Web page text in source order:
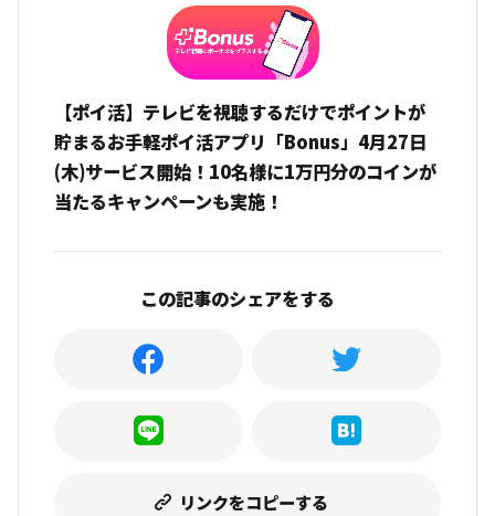
【ポイ活】テレビを視聴するだけでポイントが
貯まるお手軽ポイ活アプリ「Bonus」4月27日
(木)サービス開始！10名様に1万円分のコインが
当たるキャンペーンも実施！
この記事のシェアをする
リンクをコピーする